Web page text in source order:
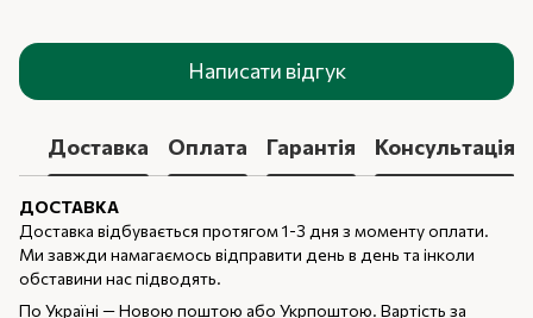
Написати відгук
Доставка Оплата Гарантія Консультація
ДОСТАВКА
Доставка відбувається протягом 1-3 дня з моменту оплати.
Ми завжди намагаємось відправити день в день та інколи
обставини нас підводять.
По Україні — Новою поштою або Укрпоштою. Вартість за